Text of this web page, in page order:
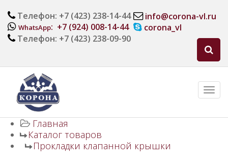
Телефон: +7 (423) 238-14-44
WhatsApp: +7 (924) 008-14-44
Телефон: +7 (423) 238-09-90
info@corona-vl.ru
corona_vl
Главная
Каталог товаров
Прокладки клапанной крышки